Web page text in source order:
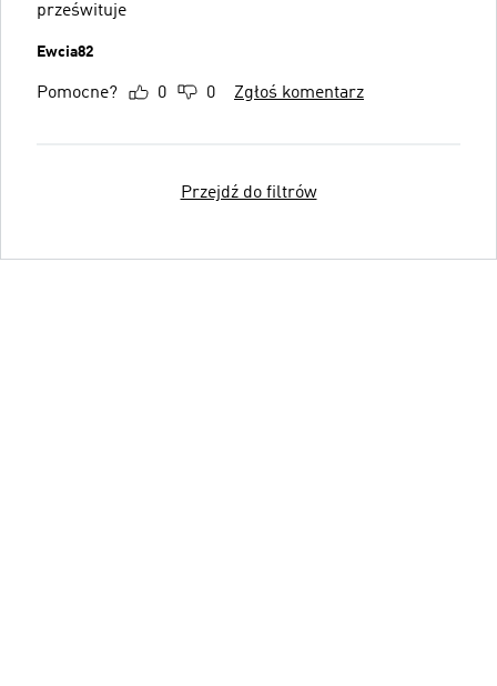
prześwituje
Ewcia82
Pomocne? 0 0 Zgłoś komentarz
Przejdź do filtrów